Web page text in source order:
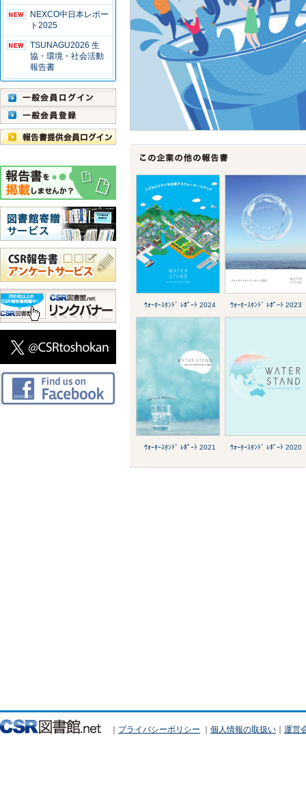
NEXCO中日本レポー
ト2025
TSUNAGU2026 生
協・環境・社会活動
報告書
ｳｫｰﾀｰｽﾀﾝﾄﾞ ﾚﾎﾟｰﾄ 2024 ｳｫｰﾀｰｽﾀﾝﾄﾞ ﾚﾎﾟｰﾄ 2023
ｳｫｰﾀｰｽﾀﾝﾄﾞ ﾚﾎﾟｰﾄ 2021 ｳｫｰﾀｰｽﾀﾝﾄﾞ ﾚﾎﾟｰﾄ 2020
｜ プライバシーポリシー ｜ 個人情報の取扱い ｜ 運営